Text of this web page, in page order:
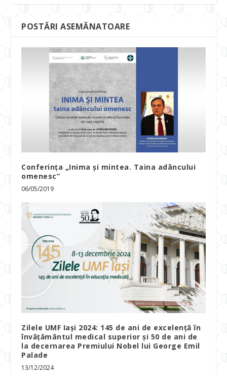
POSTĂRI ASEMĂNATOARE
Conferința „Inima și mintea. Taina adâncului
omenesc”
06/05/2019
Zilele UMF Iași 2024: 145 de ani de excelență în
învățământul medical superior și 50 de ani de
la decernarea Premiului Nobel lui George Emil
Palade
13/12/2024